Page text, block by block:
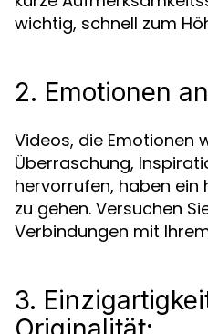
wichtig, schnell zum
2. Emotionen
Videos, die Emotionen
Überraschung,
hervorrufen, haben ein
zu gehen. Versuchen
Verbindungen mit
3.